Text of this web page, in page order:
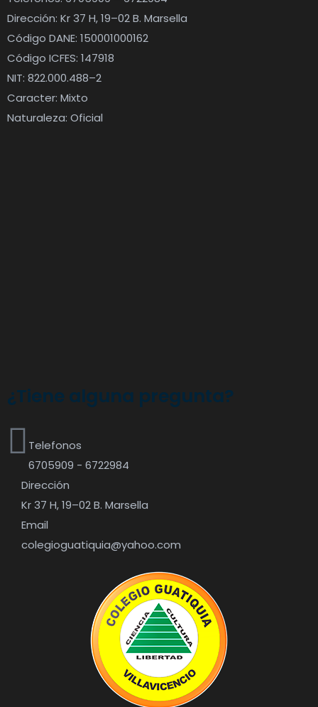
Dirección: Kr 37 H, 19–02 B. Marsella
Código DANE: 150001000162
Código ICFES: 147918
NIT: 822.000.488–2
Caracter: Mixto
Naturaleza: Oficial
¿Tiene alguna pregunta?
Telefonos
6705909 - 6722984
Dirección
Kr 37 H, 19–02 B. Marsella
Email
colegioguatiquia@yahoo.com